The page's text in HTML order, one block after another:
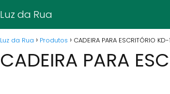
Luz da Rua
Luz da Rua Produtos CADEIRA PARA ESCRITÓRIO KD-
CADEIRA PARA